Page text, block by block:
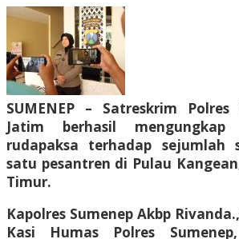
SUMENEP – Satreskrim Polres
Jatim berhasil mengungkap
rudapaksa terhadap sejumlah
satu pesantren di Pulau
Timur.
Kapolres Sumenep Akbp
Kasi Humas Polres